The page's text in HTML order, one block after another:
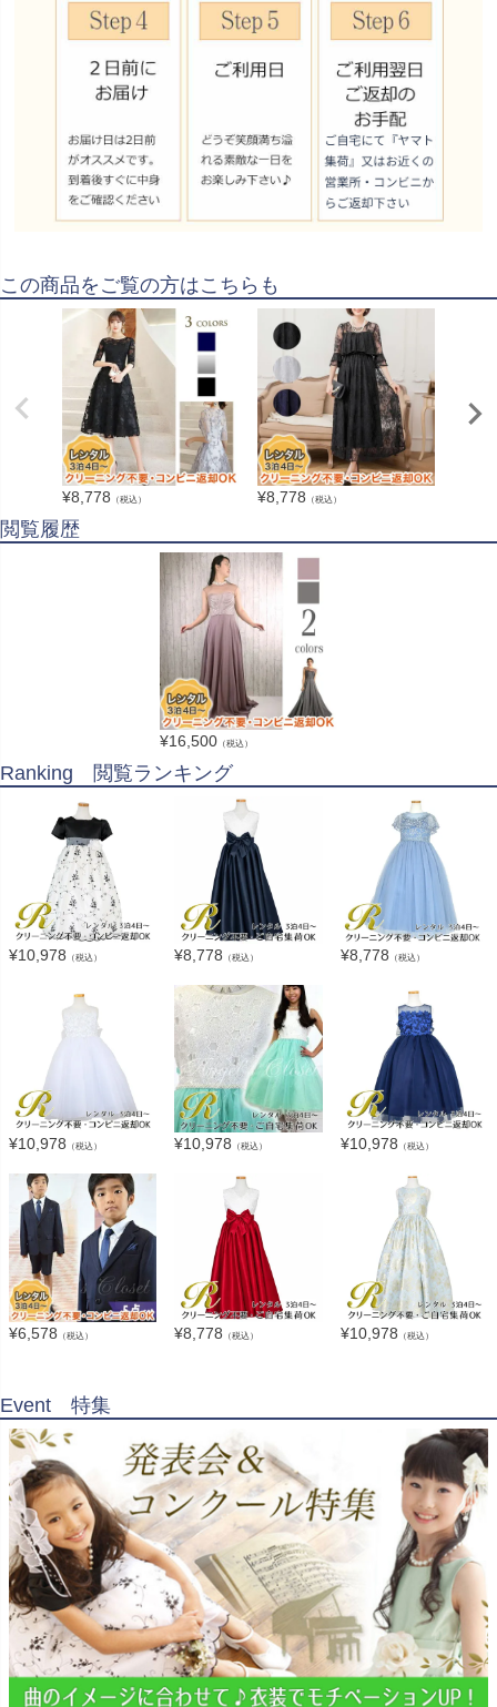
この商品をご覧の方はこちらも
¥8,778 （税込） ¥8,778 （税込）
閲覧履歴
¥16,500 （税込）
Ranking 閲覧ランキング
¥10,978 （税込） ¥8,778 （税込） ¥8,778 （税込）
¥10,978 （税込） ¥10,978 （税込） ¥10,978 （税込）
¥6,578 （税込） ¥8,778 （税込） ¥10,978 （税込）
Event 特集